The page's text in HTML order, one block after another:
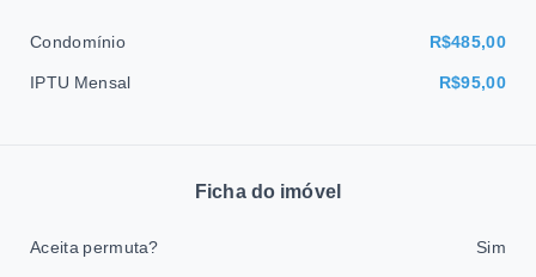
Condomínio R$485,00
IPTU Mensal R$95,00
Ficha do imóvel
Aceita permuta? Sim